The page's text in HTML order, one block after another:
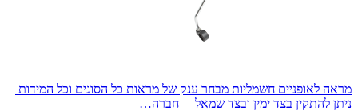
מראה לאופניים חשמליות מבחר ענק של מראות כל הסוגים וכל המידות
ניתן להתקין בצד ימין ובצד שמאל חברה…